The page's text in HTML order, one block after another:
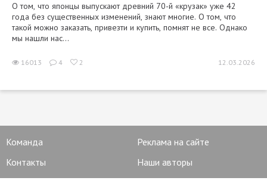
О том, что японцы выпускают древний 70-й «крузак» уже 42
года без существенных изменений, знают многие. О том, что
такой можно заказать, привезти и купить, помнят не все. Однако
мы нашли нас...
16013 4 2 12.03.2026
Команда
Реклама на сайте
Контакты
Наши авторы